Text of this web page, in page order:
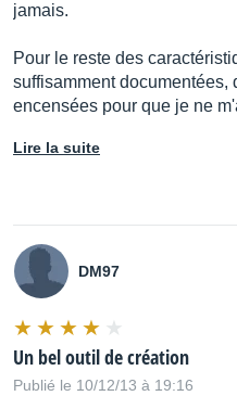
jamais.
Pour le reste des
suffisamment documentées,
encensées pour que je ne
Lire la suite
DM97
Un bel outil de création
Publié le 10/12/13 à 19:16